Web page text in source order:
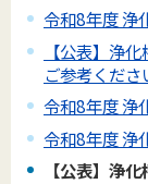
令和8年度 浄
【公表】浄
ご参考くださ
令和8年度 浄
令和8年度 浄
【公表】浄